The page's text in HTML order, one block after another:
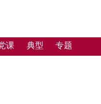
课 典型 专题